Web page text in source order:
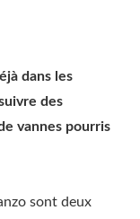
dans les
des
vannes pourris
sont deux